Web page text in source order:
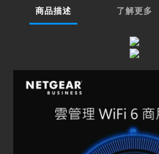
商品描述 了解更多